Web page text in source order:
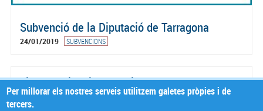
Subvenció de la Diputació de Tarragona
24/01/2019 SUBVENCIONS
Diada Nacional de Catalunya
03/11/2017 ACTUALITAT
Per millorar els nostres serveis utilitzem galetes pròpies i de
tercers.